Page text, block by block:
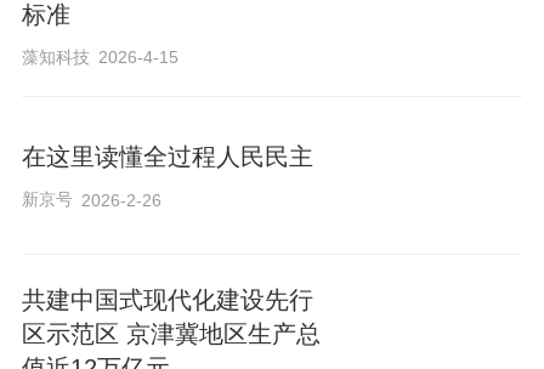
标准
藻知科技 2026-4-15
在这里读懂全过程人民民主
新京号 2026-2-26
共建中国式现代化建设先行
区示范区 京津冀地区生产总